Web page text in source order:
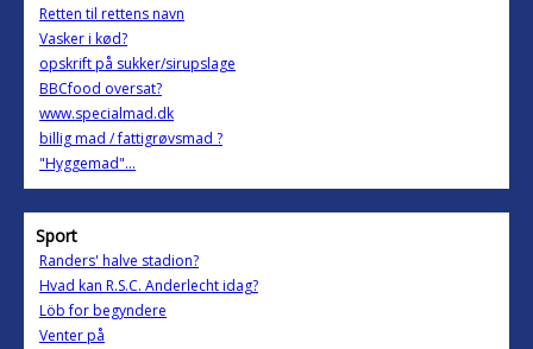
Retten til rettens navn
Vasker i kød?
opskrift på sukker/sirupslage
BBCfood oversat?
www.specialmad.dk
billig mad / fattigrøvsmad ?
"Hyggemad"...
Sport
Randers' halve stadion?
Hvad kan R.S.C. Anderlecht idag?
Löb for begyndere
Venter på